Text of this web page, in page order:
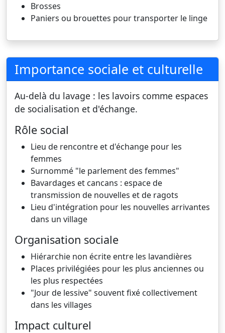
Brosses
Paniers ou brouettes pour transporter le linge
Importance sociale et culturelle
Au-delà du lavage : les lavoirs comme espaces
de socialisation et d'échange.
Rôle social
Lieu de rencontre et d'échange pour les
femmes
Surnommé "le parlement des femmes"
Bavardages et cancans : espace de
transmission de nouvelles et de ragots
Lieu d'intégration pour les nouvelles arrivantes
dans un village
Organisation sociale
Hiérarchie non écrite entre les lavandières
Places privilégiées pour les plus anciennes ou
les plus respectées
"Jour de lessive" souvent fixé collectivement
dans les villages
Impact culturel